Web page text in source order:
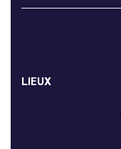
LIEUX